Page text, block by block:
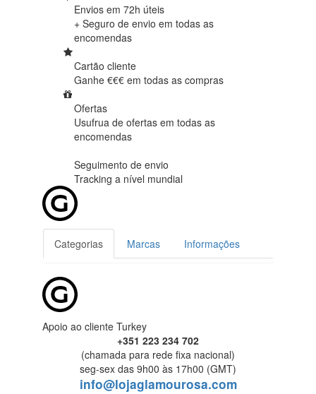
Envios em 72h úteis
+ Seguro de envio em todas as
encomendas
Cartão cliente
Ganhe €€€ em todas as compras
Ofertas
Usufrua de ofertas em todas as
encomendas
Seguimento de envio
Tracking a nível mundial
Categorias Marcas Informações
Apoio ao cliente Turkey
+351 223 234 702
(chamada para rede fixa nacional)
seg-sex das 9h00 às 17h00 (GMT)
info@lojaglamourosa.com